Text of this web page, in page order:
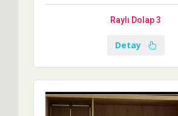
Raylı Dolap 3
Detay